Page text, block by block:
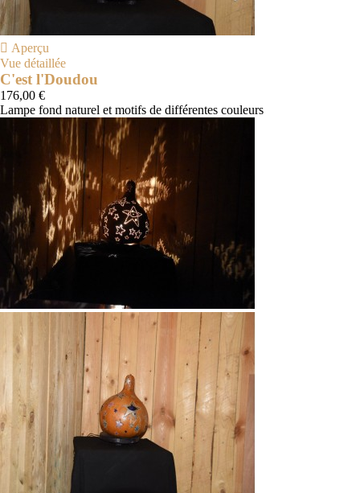
 Aperçu
Vue détaillée
C'est l'Doudou
176,00 €
Lampe fond naturel et motifs de différentes couleurs